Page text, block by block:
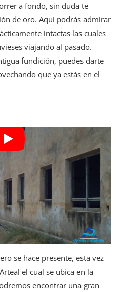
a fondo, sin duda te
de oro. Aquí podrás admirar
intactas las cuales
viajando al pasado.
fundición, puedes darte
que ya estás en el
se hace presente, esta vez
el cual se ubica en la
encontrar una gran